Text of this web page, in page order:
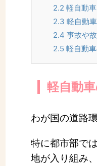
2.2 軽自動
2.3 軽自動
2.4 事故や
2.5 軽自動
軽自動
わが国の道路
特に都市部で
地が入り組み